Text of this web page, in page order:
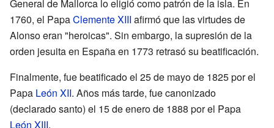
General de Mallorca lo eligió como patrón de la isla. En
1760, el PapaClemente XIII afirmó que las virtudes de
Alonso eran "heroicas". Sin embargo, la supresión de la
orden jesuita en España en 1773 retrasó su beatificación.
Finalmente, fue beatificado el 25 de mayo de 1825 por el
Papa León XII. Años más tarde, fue canonizado
(declarado santo) el 15 de enero de 1888 por el Papa
León XIII.